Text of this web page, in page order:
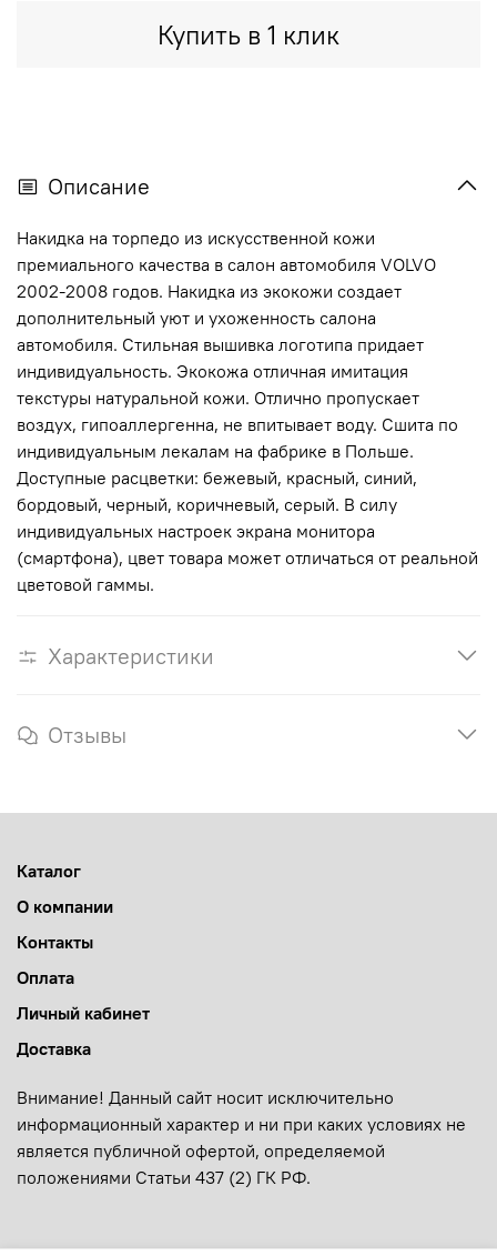
Купить в 1 клик
Описание
Накидка на торпедо из искусственной кожи
премиального качества в салон автомобиля VOLVO
2002-2008 годов. Накидка из экокожи создает
дополнительный уют и ухоженность салона
автомобиля. Стильная вышивка логотипа придает
индивидуальность. Экокожа отличная имитация
текстуры натуральной кожи. Отлично пропускает
воздух, гипоаллергенна, не впитывает воду. Сшита по
индивидуальным лекалам на фабрике в Польше.
Доступные расцветки: бежевый, красный, синий,
бордовый, черный, коричневый, серый. В силу
индивидуальных настроек экрана монитора
(смартфона), цвет товара может отличаться от реальной
цветовой гаммы.
Характеристики
Отзывы
Каталог
О компании
Контакты
Оплата
Личный кабинет
Доставка
Внимание! Данный сайт носит исключительно
информационный характер и ни при каких условиях не
является публичной офертой, определяемой
положениями Статьи 437 (2) ГК РФ.